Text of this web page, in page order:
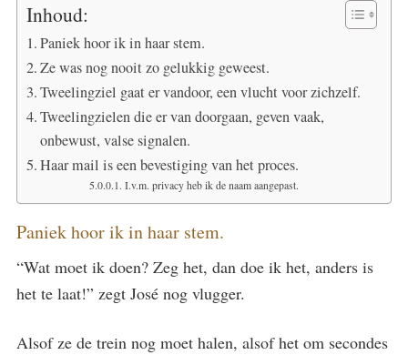
Inhoud:
Paniek hoor ik in haar stem.
Ze was nog nooit zo gelukkig geweest.
Tweelingziel gaat er vandoor, een vlucht voor zichzelf.
Tweelingzielen die er van doorgaan, geven vaak,
onbewust, valse signalen.
Haar mail is een bevestiging van het proces.
I.v.m. privacy heb ik de naam aangepast.
Paniek hoor ik in haar stem.
“Wat moet ik doen? Zeg het, dan doe ik het, anders is
het te laat!” zegt José nog vlugger.
Alsof ze de trein nog moet halen, alsof het om secondes